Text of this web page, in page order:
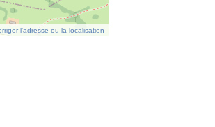
l’adresse ou la localisation